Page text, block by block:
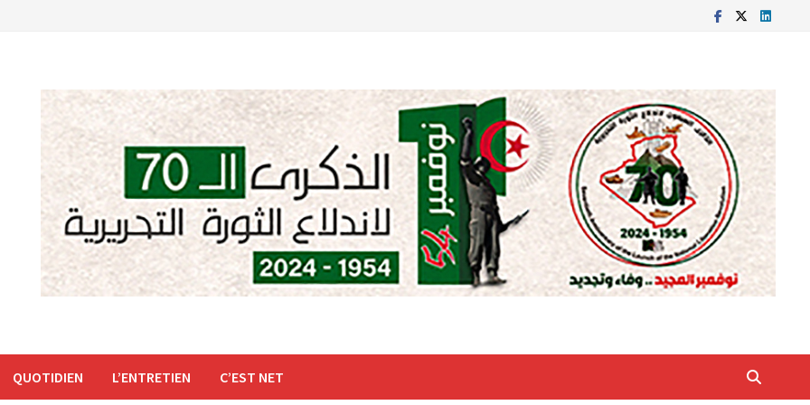
QUOTIDIEN L’ENTRETIEN C’EST NET